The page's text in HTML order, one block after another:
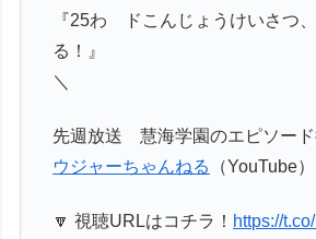
『25わ ドこんじょうけいさつ
る！』
＼
先週放送 慧海学園のエピソー
ウジャーちゃんねる
（YouTube
🔽 視聴URLはコチラ！ https://